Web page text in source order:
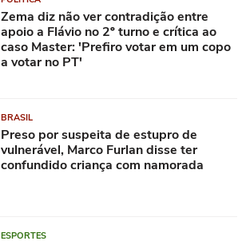
Zema diz não ver contradição entre
apoio a Flávio no 2º turno e crítica ao
caso Master: 'Prefiro votar em um copo
a votar no PT'
BRASIL
Preso por suspeita de estupro de
vulnerável, Marco Furlan disse ter
confundido criança com namorada
ESPORTES